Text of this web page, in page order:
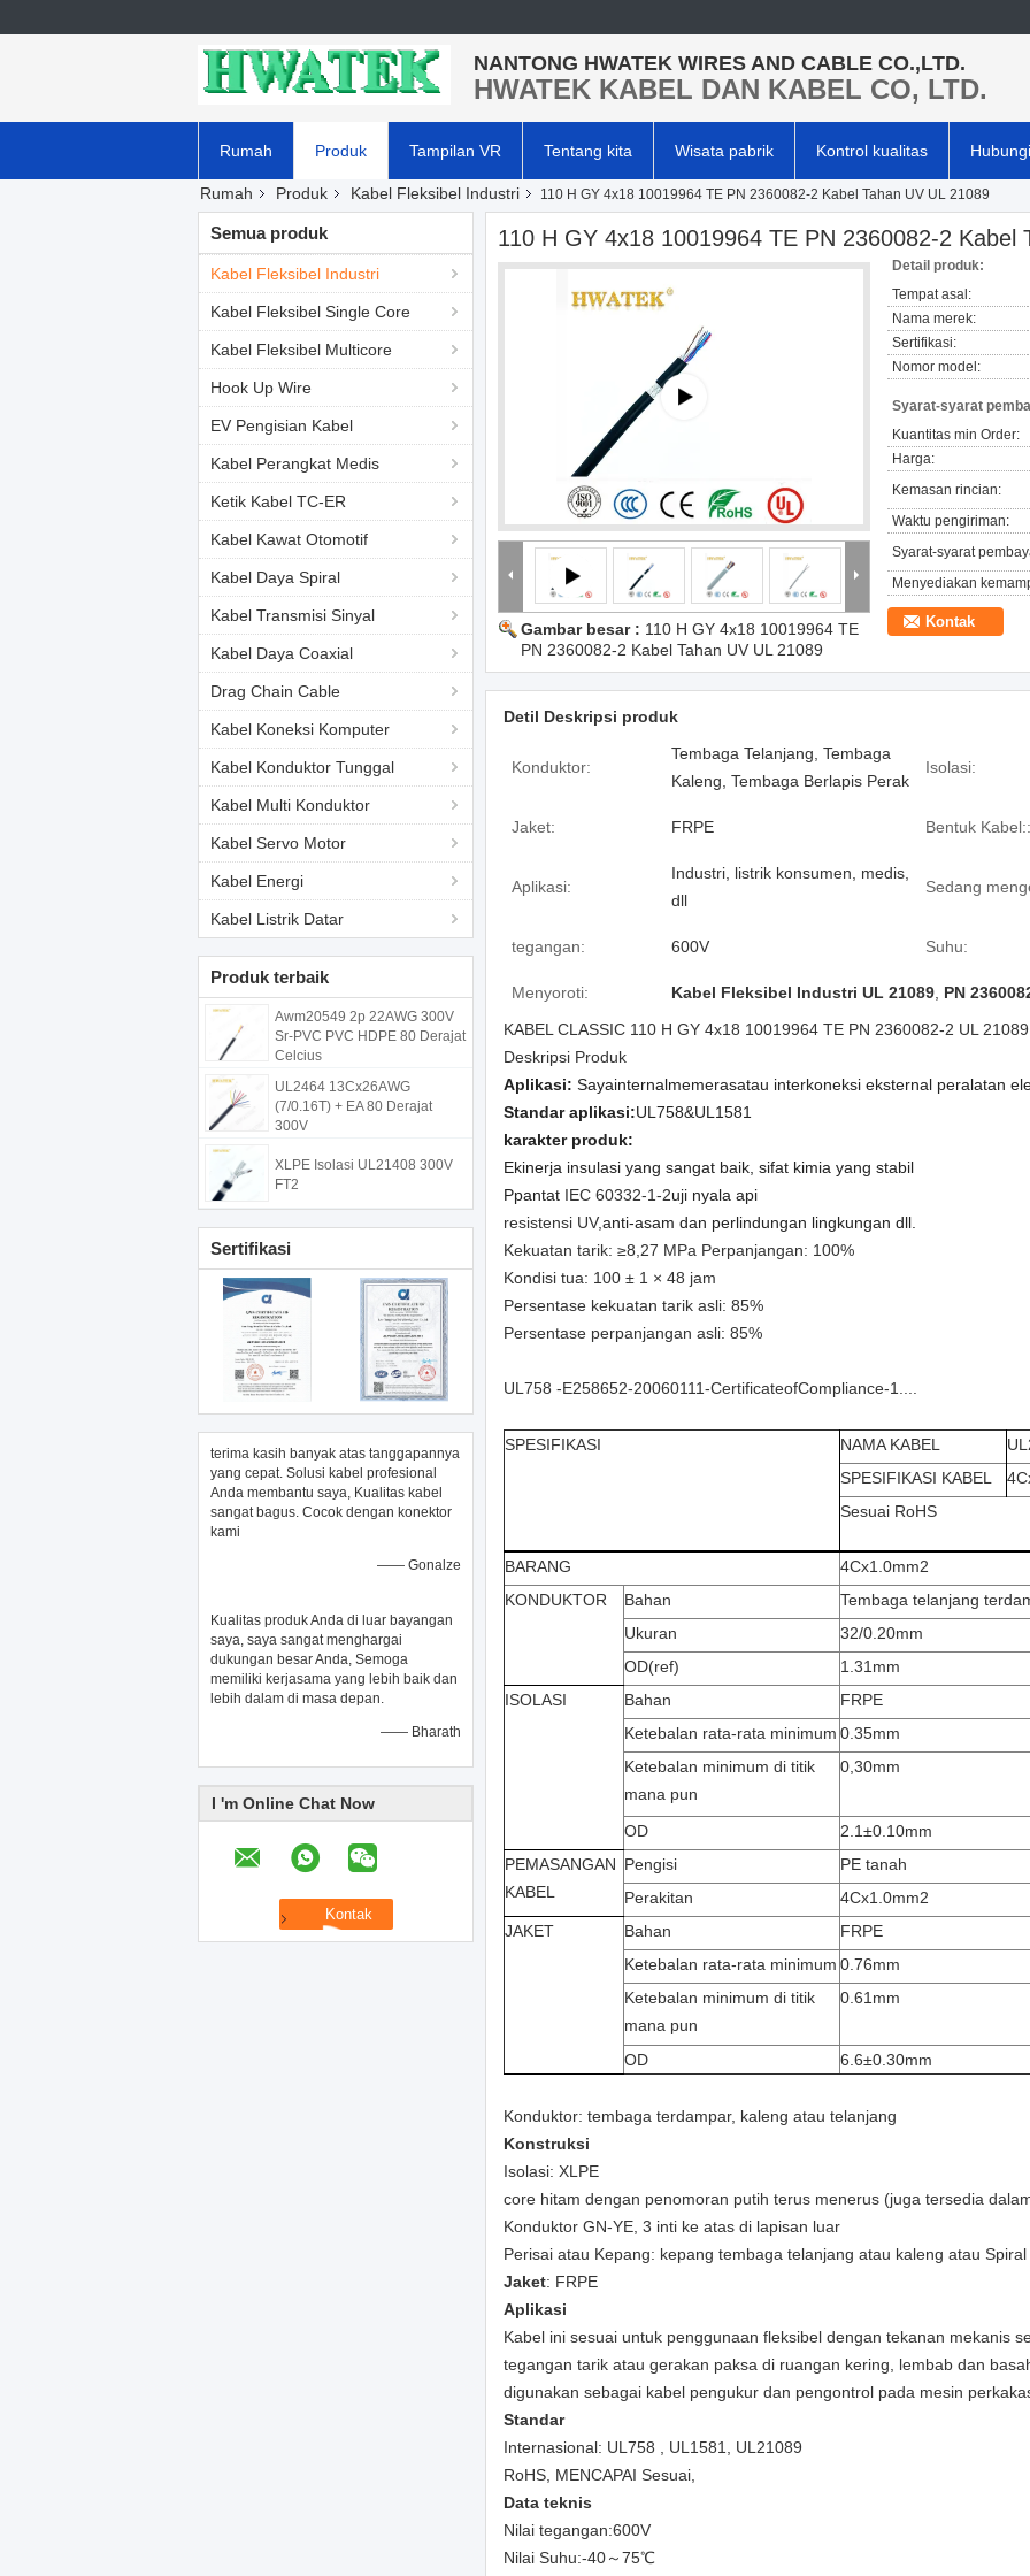
NANTONG HWATEK WIRES AND CABLE CO.,LTD.
HWATEK KABEL DAN KABEL CO, LTD.
Rumah Produk Tampilan VR Tentang kita Wisata pabrik Kontrol kualitas
Rumah Produk Kabel Fleksibel Industri 110 H GY 4x18 10019964 TE PN 2360082-2 Kabel Tahan UV UL 21089
Semua produk
Kabel Fleksibel Industri
Kabel Fleksibel Single Core
Kabel Fleksibel Multicore
Hook Up Wire
EV Pengisian Kabel
Kabel Perangkat Medis
Ketik Kabel TC-ER
Kabel Kawat Otomotif
Kabel Daya Spiral
Kabel Transmisi Sinyal
Kabel Daya Coaxial
Drag Chain Cable
Kabel Koneksi Komputer
Kabel Konduktor Tunggal
Kabel Multi Konduktor
Kabel Servo Motor
Kabel Energi
Kabel Listrik Datar
Produk terbaik
Awm20549 2p 22AWG 300V
Sr-PVC PVC HDPE 80 Derajat
Celcius
UL2464 13Cx26AWG
(7/0.16T) + EA 80 Derajat
300V
XLPE Isolasi UL21408 300V
FT2
Sertifikasi
terima kasih banyak atas tanggapannya
yang cepat. Solusi kabel profesional
Anda membantu saya, Kualitas kabel
sangat bagus. Cocok dengan konektor
kami
—— Gonalze
Kualitas produk Anda di luar bayangan
saya, saya sangat menghargai
dukungan besar Anda, Semoga
memiliki kerjasama yang lebih baik dan
lebih dalam di masa depan.
—— Bharath
I 'm Online Chat Now
110 H GY 4x18 10019964 TE PN 2360082-2 Kabel
Gambar besar : 110 H GY 4x18 10019964 TE
PN 2360082-2 Kabel Tahan UV UL 21089
Detail produk:
Tempat asal:
Nama merek:
Sertifikasi:
Nomor model:
Syarat-syarat
Kuantitas min Order:
Harga:
Kemasan rincian:
Waktu pengiriman:
Syarat-syarat
Menyediakan
Kontak
Detil Deskripsi produk
Konduktor:
Tembaga Telanjang, Tembaga
Kaleng, Tembaga Berlapis Perak
Isolasi:
Jaket: FRPE Bentuk Kabel::
Aplikasi:
Industri, listrik konsumen, medis,
dll
Sedang
tegangan: 600V Suhu:
Menyoroti: Kabel Fleksibel Industri UL 21089 PN
KABEL CLASSIC 110 H GY 4x18 10019964 TE PN 2360082-2 UL
Deskripsi Produk
Aplikasi: Sayainternalmemerasatau interkoneksi eksternal peralatan
Standar aplikasi:UL758&UL1581
karakter produk:
Ekinerja insulasi yang sangat baik, sifat kimia yang stabil
Ppantat IEC 60332-1-2uji nyala api
resistensi UV,anti-asam dan perlindungan lingkungan dll.
Kekuatan tarik: ≥8,27 MPa Perpanjangan: 100%
Kondisi tua: 100 ± 1 × 48 jam
Persentase kekuatan tarik asli: 85%
Persentase perpanjangan asli: 85%
UL758 -E258652-20060111-CertificateofCompliance-1....
SPESIFIKASI NAMA KABEL
SPESIFIKASI KABEL
Sesuai RoHS
BARANG
4Cx1.0mm2
KONDUKTOR
Bahan
Tembaga telanjang
Ukuran
32/0.20mm
OD(ref)
1.31mm
ISOLASI
Bahan
FRPE
Ketebalan rata-rata minimum 0.35mm
Ketebalan minimum di titik
mana pun
0,30mm
OD
2.1±0.10mm
PEMASANGAN
KABEL
Pengisi
PE tanah
Perakitan
4Cx1.0mm2
JAKET
Bahan
FRPE
Ketebalan rata-rata minimum 0.76mm
Ketebalan minimum di titik
mana pun
0.61mm
OD 6.6±0.30mm
Konduktor: tembaga terdampar, kaleng atau telanjang
Konstruksi
Isolasi: XLPE
core hitam dengan penomoran putih terus menerus (juga tersedia
Konduktor GN-YE, 3 inti ke atas di lapisan luar
Perisai atau Kepang: kepang tembaga telanjang atau kaleng atau
Jaket: FRPE
Aplikasi
Kabel ini sesuai untuk penggunaan fleksibel dengan tekanan mekanis
tegangan tarik atau gerakan paksa di ruangan kering, lembab dan
digunakan sebagai kabel pengukur dan pengontrol pada mesin
Standar
Internasional: UL758 , UL1581, UL21089
RoHS, MENCAPAI Sesuai,
Data teknis
Nilai tegangan:600V
Nilai Suhu:-40～75℃